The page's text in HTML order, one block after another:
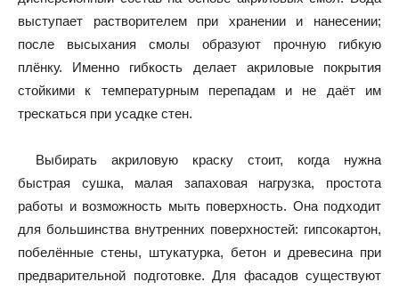
выступает растворителем при хранении и нанесении;
после высыхания смолы образуют прочную гибкую
плёнку. Именно гибкость делает акриловые покрытия
стойкими к температурным перепадам и не даёт им
трескаться при усадке стен.
Выбирать акриловую краску стоит, когда нужна
быстрая сушка, малая запаховая нагрузка, простота
работы и возможность мыть поверхность. Она подходит
для большинства внутренних поверхностей: гипсокартон,
побелённые стены, штукатурка, бетон и древесина при
предварительной подготовке. Для фасадов существуют